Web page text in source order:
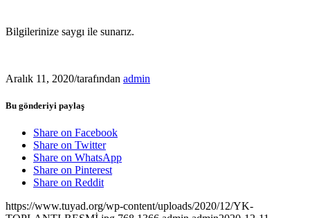
Bilgilerinize saygı ile sunarız.
Aralık 11, 2020/tarafından admin
Bu gönderiyi paylaş
Share on Facebook
Share on Twitter
Share on WhatsApp
Share on Pinterest
Share on Reddit
https://www.tuyad.org/wp-content/uploads/2020/12/YK-